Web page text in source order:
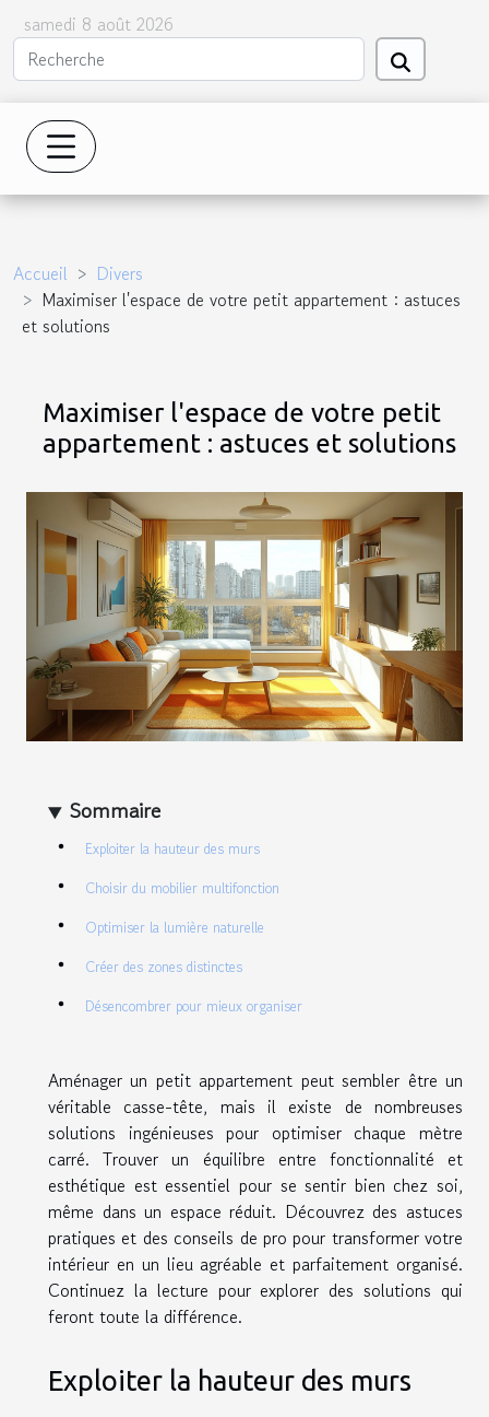
samedi 8 août 2026
Accueil
Divers
Maximiser l'espace de votre petit appartement : astuces
et solutions
Maximiser l'espace de votre petit
appartement : astuces et solutions
Sommaire
Exploiter la hauteur des murs
Choisir du mobilier multifonction
Optimiser la lumière naturelle
Créer des zones distinctes
Désencombrer pour mieux organiser
Aménager un petit appartement peut sembler être un
véritable casse-tête, mais il existe de nombreuses
solutions ingénieuses pour optimiser chaque mètre
carré. Trouver un équilibre entre fonctionnalité et
esthétique est essentiel pour se sentir bien chez soi,
même dans un espace réduit. Découvrez des astuces
pratiques et des conseils de pro pour transformer votre
intérieur en un lieu agréable et parfaitement organisé.
Continuez la lecture pour explorer des solutions qui
feront toute la différence.
Exploiter la hauteur des murs